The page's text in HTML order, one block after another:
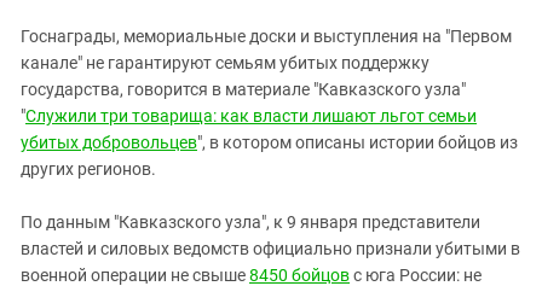
Госнаграды, мемориальные доски и выступления на "Первом
канале" не гарантируют семьям убитых поддержку
государства, говорится в материале "Кавказского узла"
"Служили три товарища: как власти лишают льгот семьи
убитых добровольцев", в котором описаны истории бойцов из
других регионов.
По данным "Кавказского узла", к 9 января представители
властей и силовых ведомств официально признали убитыми в
военной операции не свыше8450 бойцовс юга России: не